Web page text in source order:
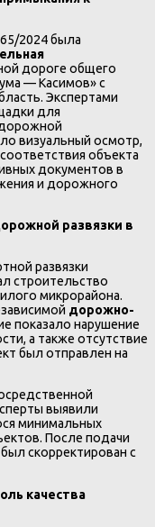
2024 была
дороге общего
— Касимов» с
Экспертами
для
визуальный осмотр,
объекта
документов в
и дорожного
развязки в
развязки
строительство
микрорайона.
дорожно-
показало нарушение
а также отсутствие
был отправлен на
выявили
минимальных
После подачи
скорректирован с
качества